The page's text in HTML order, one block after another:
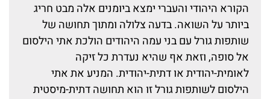
הקורא היהודי והעברי ימצא ביומנים אלה מבט חריג
ביותר על השואה. בדעה צלולה ומתוך תחושה של
שותפות גורל עם בני עמה היהודים הולכת אתי הילסום
אל סופה, וזאת אף שהיא נעדרת כל זיקה
לאומית-יהודית או דתית-יהודית. המניע את אתי
הילסום לשותפות גורל זו הוא תחושה דתית-מיסטית